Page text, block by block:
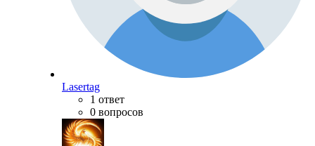
Lasertag
1 ответ
0 вопросов